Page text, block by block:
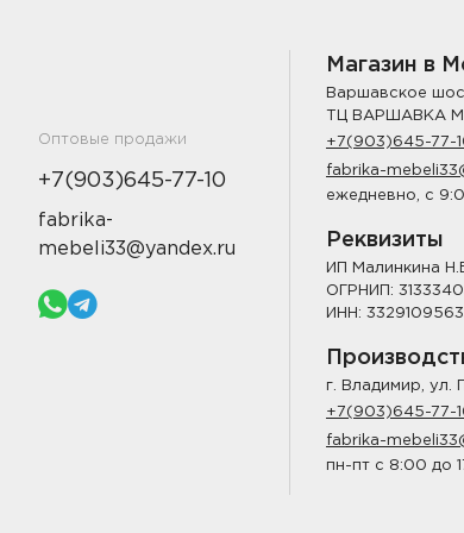
Оптовые продажи
+7(903)645-77-10
fabrika-
mebeli33@yandex.ru
Магазин в
Варшавское
ТЦ ВАРШАВКА
+7(903)645-77-
fabrika-
ежедневно, с
Реквизиты
ИП Малинкина
ОГРНИП:
ИНН:
г. Владимир, ул.
+7(903)645-77-
fabrika-
пн-пт с 8:00 до